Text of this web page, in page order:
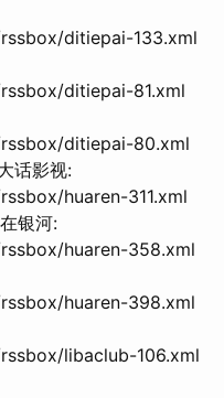
ditiepai-133.xml
ditiepai-81.xml
ditiepai-80.xml
话影视:
huaren-311.xml
银河:
huaren-358.xml
huaren-398.xml
libaclub-106.xml